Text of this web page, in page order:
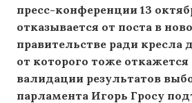
пресс-конференции 13
отказывается от поста в
правительстве ради кресла
от которого тоже откажется
валидации результатов
парламента Игорь Гросу